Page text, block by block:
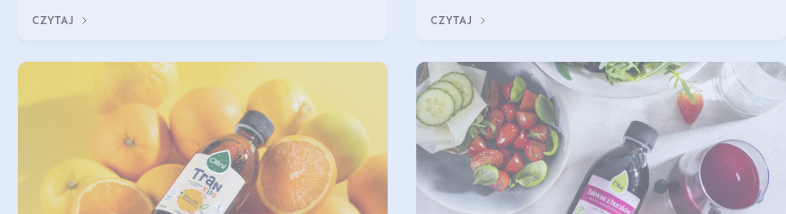
CZYTAJ
słońcu, aby witami
CZYTAJ